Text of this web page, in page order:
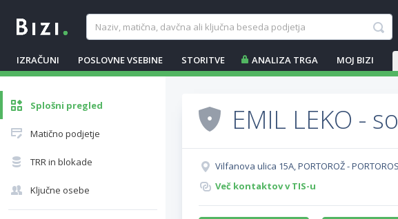
IZRAČUNI POSLOVNE VSEBINE STORITVE ANALIZA TRGA MOJ BIZI
Splošni pregled
Matično podjetje
TRR in blokade
Ključne osebe
EMIL LEKO -
Vilfanova ulica 15A, PORTOROŽ -
Več kontaktov v TIS-u